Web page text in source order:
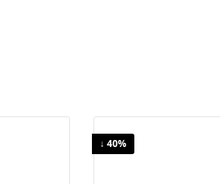
↓ 40%